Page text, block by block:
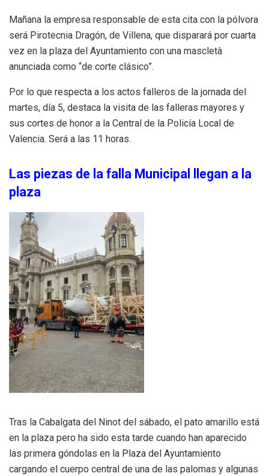
Mañana la empresa responsable de esta cita con la pólvora
será Pirotecnia Dragón, de Villena, que disparará por cuarta
vez en la plaza del Ayuntamiento con una mascletà
anunciada como “de corte clásico”.
Por lo que respecta a los actos falleros de la jornada del
martes, día 5, destaca la visita de las falleras mayores y
sus cortes de honor a la Central de la Policía Local de
Valencia. Será a las 11 horas.
Las piezas de la falla Municipal llegan a la
plaza
Tras la Cabalgata del Ninot del sábado, el pato amarillo está
en la plaza pero ha sido esta tarde cuando han aparecido
las primera góndolas en la Plaza del Ayuntamiento
cargando el cuerpo central de una de las palomas y algunas